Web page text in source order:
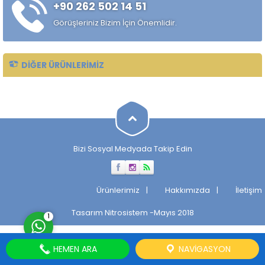
alaşımlı özel çelik türüdür.
Özellikle rulman, bilya,
makaralı rulman elemanları,
+90 262 502 14 51
Görüşleriniz Bizim İçin Önemlidir.
DIĞER ÜRÜNLERIMIZ
Bizi Sosyal Medyada Takip Edin
Ürünlerimiz Hakkımızda
İletişim
Tasarım Nitrosistem -Mayıs 2018
Cevap Yaz
1
HEMEN ARA NAVIGASYON